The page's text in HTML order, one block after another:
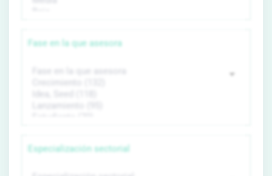
Fase en la que asesora
Especialización sectorial